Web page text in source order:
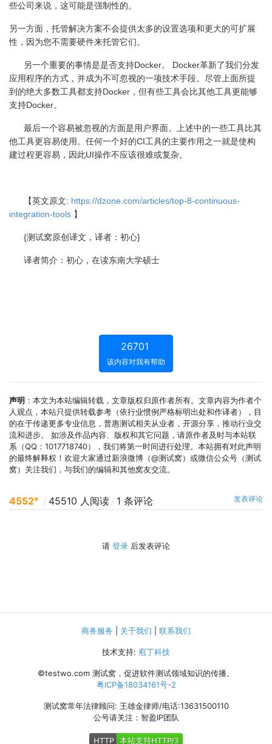
些公司来说，这可能是强制性的。
另一方面，托管解决方案不会提供太多的设置选项和更大的可扩展
性，因为您不需要硬件来托管它们。
另一个重要的事情是是否支持Docker。 Docker革新了我们分发
应用程序的方式，并成为不可忽视的一项技术手段。尽管上面所提
到的绝大多数工具都支持Docker ，但有些工具会比其他工具更能够
支持Docker。
最后一个容易被忽视的方面是用户界面。上述中的一些工具比其
他工具更容易使用。任何一个好的CI工具的主要作用之一就是使构
建过程更容易，因此UI操作不应该很难或复杂。
【英文原文: https://dzone.com/articles/top-8-continuous-
integration-tools 】
{测试窝原创译文，译者：初心}
译者简介：初心，在读东南大学硕士
26701
该内容对我有帮助
声明 ：本文为本站编辑转载，文章版权归原作者所有。文章内容为作者个
人观点，本站只提供转载参考（依行业惯例严格标明出处和作译者），目
的在于传递更多专业信息，普惠测试相关从业者，开源分享，推动行业交
流和进步。 如涉及作品内容、版权和其它问题，请原作者及时与本站联
系（QQ：1017718740），我们将第一时间进行处理。本站拥有对此声明
的最终解释权！欢迎大家通过新浪微博（@测试窝）或微信公众号（测试
窝）关注我们，与我们的编辑和其他窝友交流。
4552° / 45510 人阅读 / 1 条评论 发表评论
请 登录 后发表评论
商务服务 关于我们 联系我们
技术支持: 庖丁科技
©testwo.com 测试窝，促进软件测试领域知识的传播。
粤ICP备18034161号-2
测试窝常年法律顾问: 王雄金律师/电话:13631500110
公号请关注：智盈IP团队